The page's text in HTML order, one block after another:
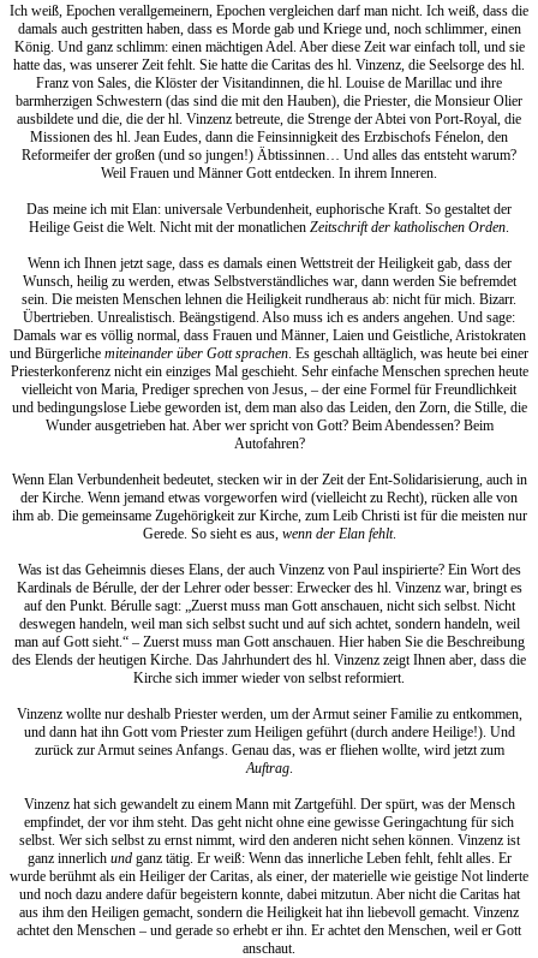
Ich weiß, Epochen verallgemeinern, Epochen vergleichen darf man nicht. Ich weiß, dass die
damals auch gestritten haben, dass es Morde gab und Kriege und, noch schlimmer, einen
König. Und ganz schlimm: einen mächtigen Adel. Aber diese Zeit war einfach toll, und sie
hatte das, was unserer Zeit fehlt. Sie hatte die Caritas des hl. Vinzenz, die Seelsorge des hl.
Franz von Sales, die Klöster der Visitandinnen, die hl. Louise de Marillac und ihre
barmherzigen Schwestern (das sind die mit den Hauben), die Priester, die Monsieur Olier
ausbildete und die, die der hl. Vinzenz betreute, die Strenge der Abtei von Port-Royal, die
Missionen des hl. Jean Eudes, dann die Feinsinnigkeit des Erzbischofs Fénelon, den
Reformeifer der großen (und so jungen!) Äbtissinnen… Und alles das entsteht warum?
Weil Frauen und Männer Gott entdecken. In ihrem Inneren.
Das meine ich mit Elan: universale Verbundenheit, euphorische Kraft. So gestaltet der
Heilige Geist die Welt. Nicht mit der monatlichen Zeitschrift der katholischen Orden
Wenn ich Ihnen jetzt sage, dass es damals einen Wettstreit der Heiligkeit gab, dass der
Wunsch, heilig zu werden, etwas Selbstverständliches war, dann werden Sie befremdet
sein. Die meisten Menschen lehnen die Heiligkeit rundheraus ab: nicht für mich. Bizarr.
Übertrieben. Unrealistisch. Beängstigend. Also muss ich es anders angehen. Und sage:
Damals war es völlig normal, dass Frauen und Männer, Laien und Geistliche, Aristokraten
und Bürgerliche miteinander über Gott sprachen . Es geschah alltäglich, was heute bei einer
Priesterkonferenz nicht ein einziges Mal geschieht. Sehr einfache Menschen sprechen heute
vielleicht von Maria, Prediger sprechen von Jesus, – der eine Formel für Freundlichkeit
und bedingungslose Liebe geworden ist, dem man also das Leiden, den Zorn, die Stille, die
Wunder ausgetrieben hat. Aber wer spricht von Gott? Beim Abendessen? Beim
Autofahren?
Wenn Elan Verbundenheit bedeutet, stecken wir in der Zeit der Ent-Solidarisierung, auch in
der Kirche. Wenn jemand etwas vorgeworfen wird (vielleicht zu Recht), rücken alle von
ihm ab. Die gemeinsame Zugehörigkeit zur Kirche, zum Leib Christi ist für die meisten nur
Gerede. So sieht es aus, wenn der Elan fehlt.
Was ist das Geheimnis dieses Elans, der auch Vinzenz von Paul inspirierte? Ein Wort des
Kardinals de Bérulle, der der Lehrer oder besser: Erwecker des hl. Vinzenz war, bringt es
auf den Punkt. Bérulle sagt: „Zuerst muss man Gott anschauen, nicht sich selbst. Nicht
deswegen handeln, weil man sich selbst sucht und auf sich achtet, sondern handeln, weil
man auf Gott sieht.“ – Zuerst muss man Gott anschauen. Hier haben Sie die Beschreibung
des Elends der heutigen Kirche. Das Jahrhundert des hl. Vinzenz zeigt Ihnen aber, dass die
Kirche sich immer wieder von selbst reformiert.
Vinzenz wollte nur deshalb Priester werden, um der Armut seiner Familie zu entkommen,
und dann hat ihn Gott vom Priester zum Heiligen geführt (durch andere Heilige!). Und
zurück zur Armut seines Anfangs. Genau das, was er fliehen wollte, wird jetzt zum
Auftrag.
Vinzenz hat sich gewandelt zu einem Mann mit Zartgefühl. Der spürt, was der Mensch
empfindet, der vor ihm steht. Das geht nicht ohne eine gewisse Geringachtung für sich
selbst. Wer sich selbst zu ernst nimmt, wird den anderen nicht sehen können. Vinzenz ist
ganz innerlich undganz tätig. Er weiß: Wenn das innerliche Leben fehlt, fehlt alles. Er
wurde berühmt als ein Heiliger der Caritas, als einer, der materielle wie geistige Not linderte
und noch dazu andere dafür begeistern konnte, dabei mitzutun. Aber nicht die Caritas hat
aus ihm den Heiligen gemacht, sondern die Heiligkeit hat ihn liebevoll gemacht. Vinzenz
achtet den Menschen – und gerade so erhebt er ihn. Er achtet den Menschen, weil er Gott
anschaut.